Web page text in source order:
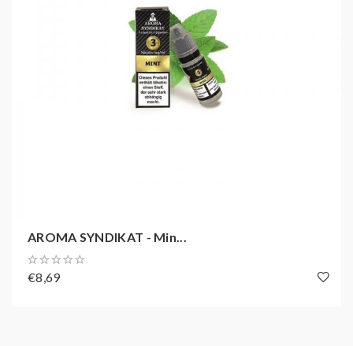
AROMA SYNDIKAT - Min...
€8,69